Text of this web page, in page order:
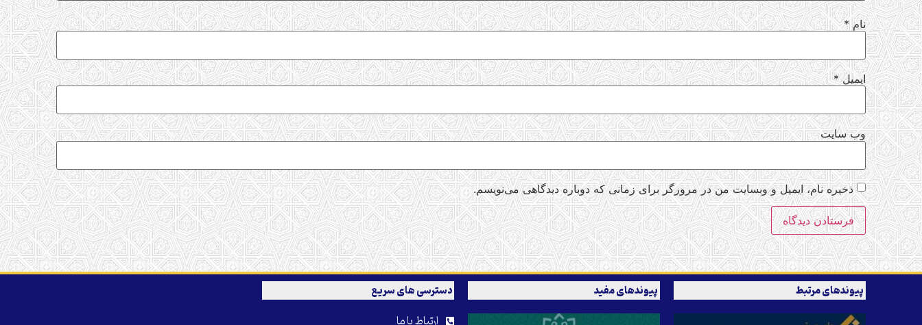
نام*
ایمیل*
وب‌ سایت
ذخیره نام، ایمیل و وبسایت من در مرورگر برای زمانی که دوباره دیدگاهی می‌نویسم.
پیوندهای مرتبط پیوندهای مفید دسترسی های سریع